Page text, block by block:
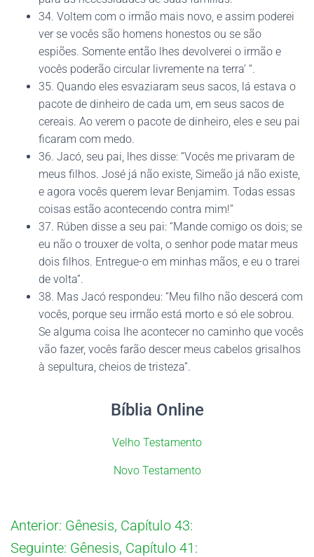
34. Voltem com o irmão mais novo, e assim poderei
ver se vocês são homens honestos ou se são
espiões. Somente então lhes devolverei o irmão e
vocês poderão circular livremente na terra’ “.
35. Quando eles esvaziaram seus sacos, lá estava o
pacote de dinheiro de cada um, em seus sacos de
cereais. Ao verem o pacote de dinheiro, eles e seu pai
ficaram com medo.
36. Jacó, seu pai, lhes disse: “Vocês me privaram de
meus filhos. José já não existe, Simeão já não existe,
e agora vocês querem levar Benjamim. Todas essas
coisas estão acontecendo contra mim!”
37. Rúben disse a seu pai: “Mande comigo os dois; se
eu não o trouxer de volta, o senhor pode matar meus
dois filhos. Entregue-o em minhas mãos, e eu o trarei
de volta”.
38. Mas Jacó respondeu: “Meu filho não descerá com
vocês, porque seu irmão está morto e só ele sobrou.
Se alguma coisa lhe acontecer no caminho que vocês
vão fazer, vocês farão descer meus cabelos grisalhos
à sepultura, cheios de tristeza”.
Bíblia Online
Velho Testamento
Novo Testamento
Anterior: Gênesis, Capítulo 43:
Seguinte: Gênesis, Capítulo 41: